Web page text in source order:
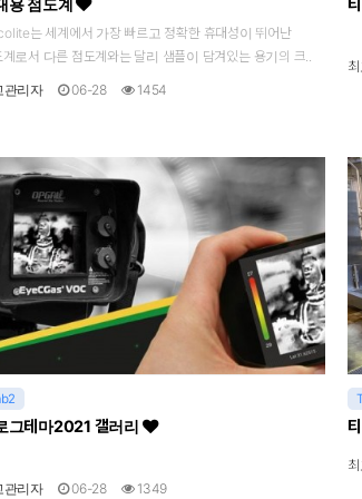
용 점도계
는 세계에서 가장 빠르고 정확한 휴대성이 뛰어난
계로서 다른 점도계와는 달리 샘플이 담겨있는 용기의 크..
관리자
06-28 1454
그테마2021 갤러리
관리자 06-28 1349